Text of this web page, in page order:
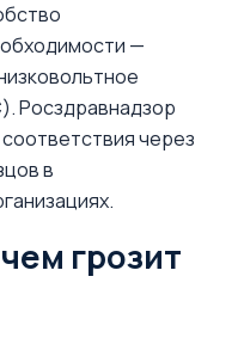
—
Росздравнадзор
через
в
грозит